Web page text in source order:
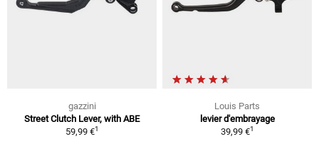
gazzini
Street Clutch Lever, with ABE
59,99 €1
Louis Parts
levier d'embrayage
39,99 €1